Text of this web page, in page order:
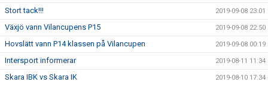
Stort tack!!! 2019-09-08 23:01
Växjö vann Vilancupens P15 2019-09-08 22:50
Hovslätt vann P14 klassen på Vilancupen 2019-09-08 00:19
Intersport informerar 2019-08-11 11:34
Skara IBK vs Skara IK 2019-08-10 17:34